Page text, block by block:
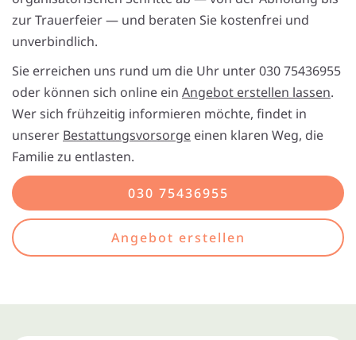
zur Trauerfeier — und beraten Sie kostenfrei und
unverbindlich.
Sie erreichen uns rund um die Uhr unter 030 75436955
oder können sich online ein Angebot erstellen lassen.
Wer sich frühzeitig informieren möchte, findet in
unserer Bestattungsvorsorge einen klaren Weg, die
Familie zu entlasten.
030 75436955
Angebot erstellen